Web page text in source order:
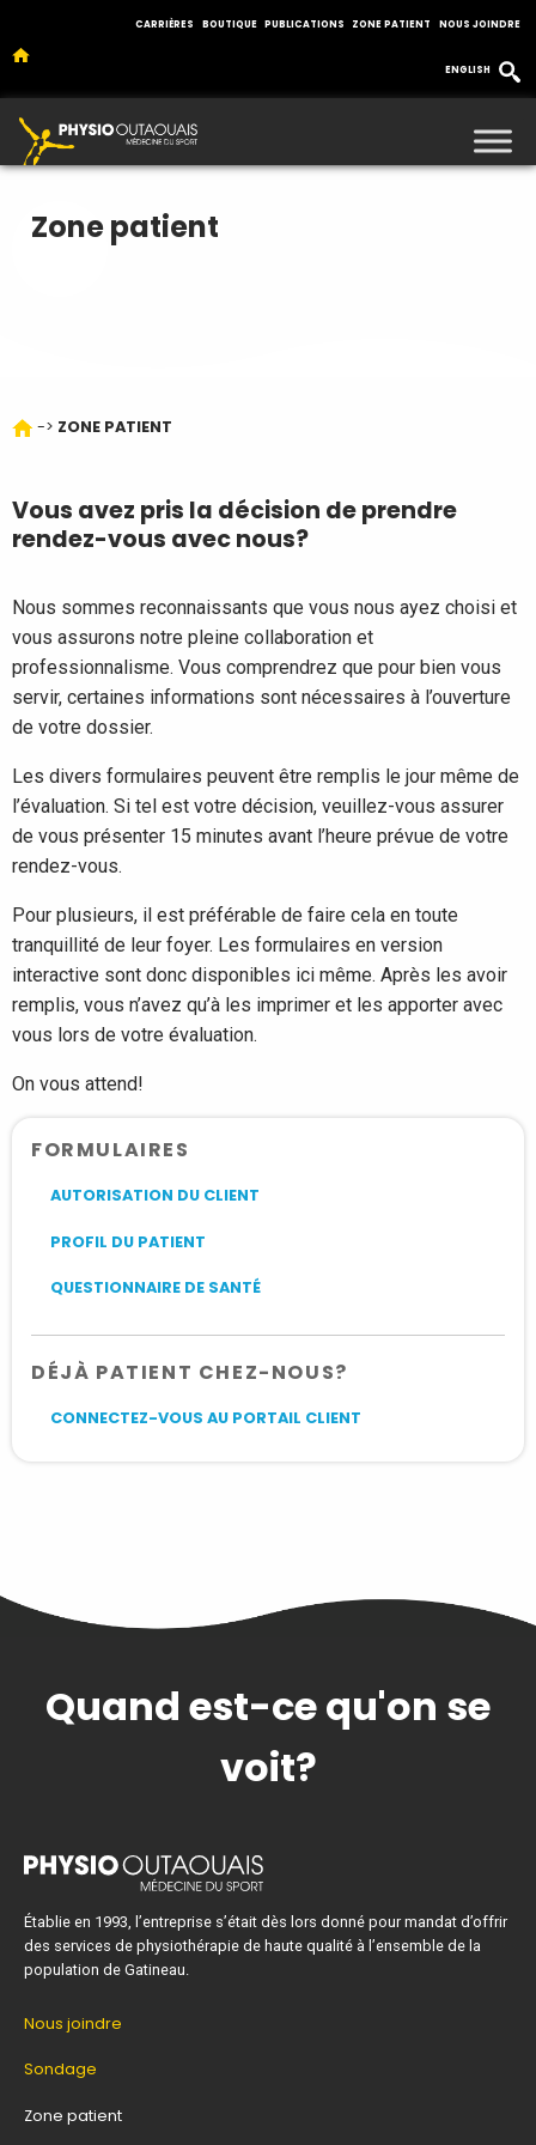
CARRIÈRES BOUTIQUE PUBLICATIONS ZONE PATIENT NOUS JOINDRE
ENGLISH
Zone patient
-> ZONE PATIENT
Vous avez pris la décision de prendre
rendez-vous avec nous?
Nous sommes reconnaissants que vous nous ayez choisi et
vous assurons notre pleine collaboration et
professionnalisme. Vous comprendrez que pour bien vous
servir, certaines informations sont nécessaires à l’ouverture
de votre dossier.
Les divers formulaires peuvent être remplis le jour même de
l’évaluation. Si tel est votre décision, veuillez-vous assurer
de vous présenter 15 minutes avant l’heure prévue de votre
rendez-vous.
Pour plusieurs, il est préférable de faire cela en toute
tranquillité de leur foyer. Les formulaires en version
interactive sont donc disponibles ici même. Après les avoir
remplis, vous n’avez qu’à les imprimer et les apporter avec
vous lors de votre évaluation.
On vous attend!
FORMULAIRES
AUTORISATION DU CLIENT
PROFIL DU PATIENT
QUESTIONNAIRE DE SANTÉ
DÉJÀ PATIENT CHEZ-NOUS?
CONNECTEZ-VOUS AU PORTAIL CLIENT
Quand est-ce qu'on se
voit?
Établie en 1993, l’entreprise s’était dès lors donné pour mandat d’offrir
des services de physiothérapie de haute qualité à l’ensemble de la
population de Gatineau.
Nous joindre
Sondage
Zone patient